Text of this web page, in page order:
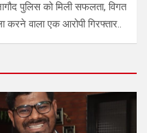
पुलिस को मिली सफलता, विगत
करने वाला एक आरोपी गिरफ्तार..